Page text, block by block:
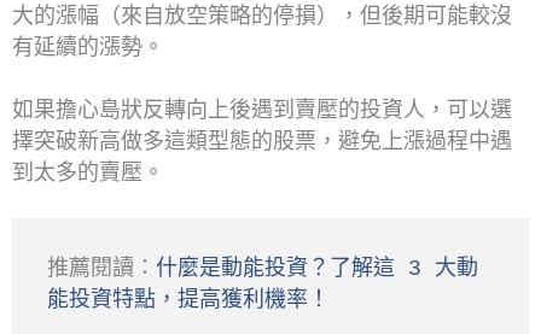
大的漲幅（來自放空策略的停損），但後期可能較沒
有延續的漲勢。
如果擔心島狀反轉向上後遇到賣壓的投資人，可以選
擇突破新高做多這類型態的股票，避免上漲過程中遇
到太多的賣壓。
推薦閱讀： 什麼是動能投資？了解這 3 大動
能投資特點，提高獲利機率！